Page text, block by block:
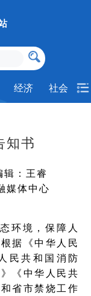
经济 社会
知书
辑：王睿
媒体中心
环境，保障人
据《中华人民
民共和国消防
《中华人民共
省市禁烧工作